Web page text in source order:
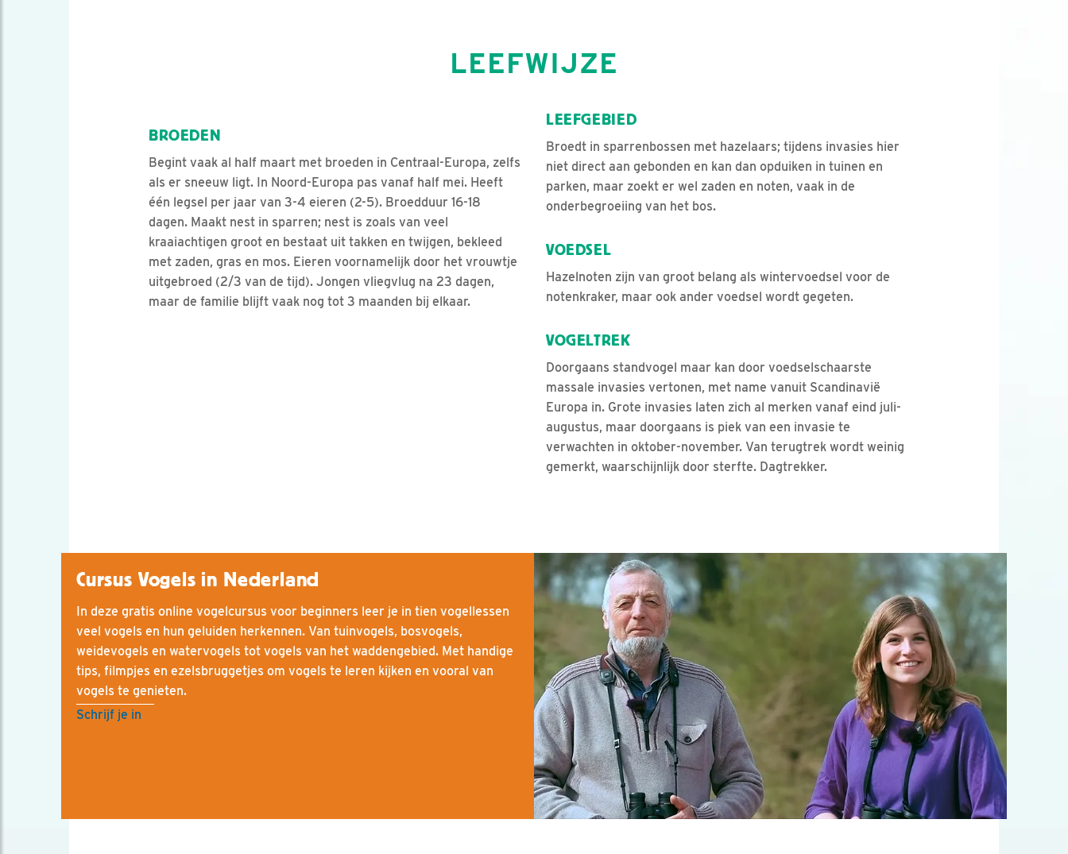
LEEFWIJZE
BROEDEN
Begint vaak al half maart met broeden in Centraal-Europa, zelfs
als er sneeuw ligt. In Noord-Europa pas vanaf half mei. Heeft
één legsel per jaar van 3-4 eieren (2-5). Broedduur 16-18
dagen. Maakt nest in sparren; nest is zoals van veel
kraaiachtigen groot en bestaat uit takken en twijgen, bekleed
met zaden, gras en mos. Eieren voornamelijk door het vrouwtje
uitgebroed (2/3 van de tijd). Jongen vliegvlug na 23 dagen,
maar de familie blijft vaak nog tot 3 maanden bij elkaar.
LEEFGEBIED
Broedt in sparrenbossen met hazelaars; tijdens invasies hier
niet direct aan gebonden en kan dan opduiken in tuinen en
parken, maar zoekt er wel zaden en noten, vaak in de
onderbegroeiing van het bos.
VOEDSEL
Hazelnoten zijn van groot belang als wintervoedsel voor de
notenkraker, maar ook ander voedsel wordt gegeten.
VOGELTREK
Doorgaans standvogel maar kan door voedselschaarste
massale invasies vertonen, met name vanuit Scandinavië
Europa in. Grote invasies laten zich al merken vanaf eind juli-
augustus, maar doorgaans is piek van een invasie te
verwachten in oktober-november. Van terugtrek wordt weinig
gemerkt, waarschijnlijk door sterfte. Dagtrekker.
Cursus Vogels in Nederland
In deze gratis online vogelcursus voor beginners leer je in tien vogellessen
veel vogels en hun geluiden herkennen. Van tuinvogels, bosvogels,
weidevogels en watervogels tot vogels van het waddengebied. Met handige
tips, filmpjes en ezelsbruggetjes om vogels te leren kijken en vooral van
vogels te genieten.
Schrijf je in